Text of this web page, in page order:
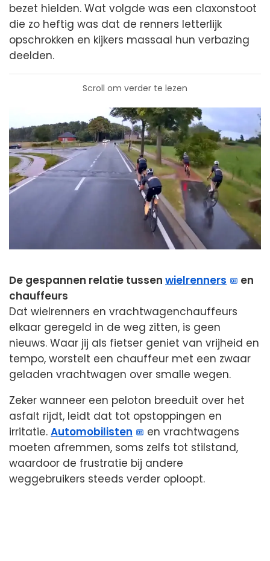
bezet hielden. Wat volgde was een claxonstoot
die zo heftig was dat de renners letterlijk
opschrokken en kijkers massaal hun verbazing
deelden.
Scroll om verder te lezen
De gespannen relatie tussen wielrenners
en
chauffeurs
Dat wielrenners en vrachtwagenchauffeurs
elkaar geregeld in de weg zitten, is geen
nieuws. Waar jij als fietser geniet van vrijheid en
tempo, worstelt een chauffeur met een zwaar
geladen vrachtwagen over smalle wegen.
Zeker wanneer een peloton breeduit over het
asfalt rijdt, leidt dat tot opstoppingen en
irritatie. Automobilisten
en vrachtwagens
moeten afremmen, soms zelfs tot stilstand,
waardoor de frustratie bij andere
weggebruikers steeds verder oploopt.